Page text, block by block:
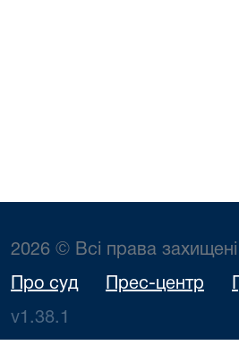
2026 © Всі права захищені
Про суд Прес-центр
v1.38.1